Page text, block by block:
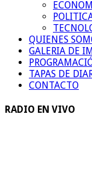
QUIENES
GALERIA DE
TAPAS DE
CONTACTO
RADIO EN VIVO